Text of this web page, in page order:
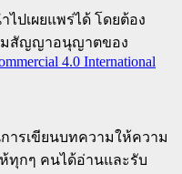
ปเผยแพร่ได้ โดยต้อง
มสัญญาอนุญาตของ
4.0 International
การเขียนบทความให้ความ
ห้ทุกๆ คนได้อ่านและรับ